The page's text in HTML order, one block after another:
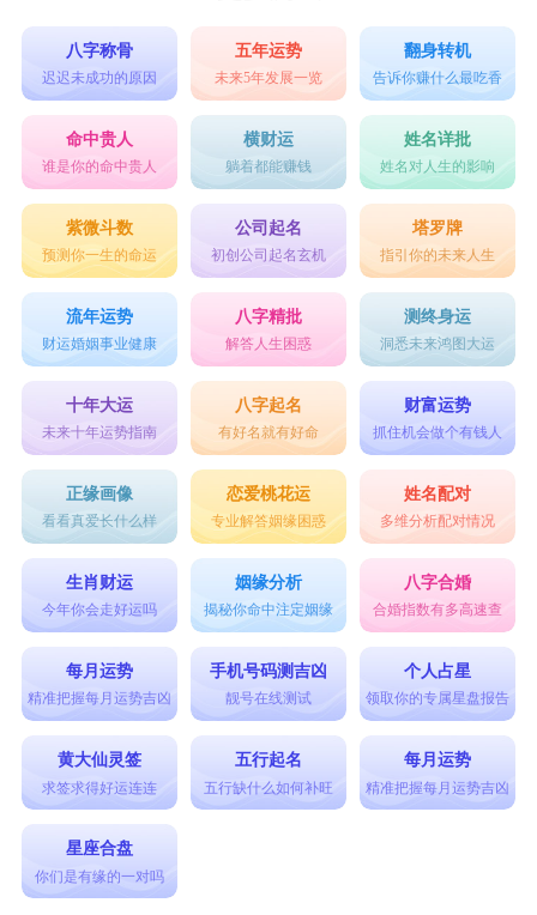
八字称骨
迟迟未成功的原因
五年运势
未来5年发展一览
翻身转机
告诉你赚什么最吃香
命中贵人
谁是你的命中贵人
横财运
躺着都能赚钱
姓名详批
姓名对人生的影响
紫微斗数
预测你一生的命运
公司起名
初创公司起名玄机
塔罗牌
指引你的未来人生
流年运势
财运婚姻事业健康
八字精批
解答人生困惑
测终身运
洞悉未来鸿图大运
十年大运
未来十年运势指南
八字起名
有好名就有好命
财富运势
抓住机会做个有钱人
正缘画像
看看真爱长什么样
恋爱桃花运
专业解答姻缘困惑
姓名配对
多维分析配对情况
生肖财运
今年你会走好运吗
姻缘分析
揭秘你命中注定姻缘
八字合婚
合婚指数有多高速查
每月运势
精准把握每月运势吉凶
手机号码测吉凶
靓号在线测试
个人占星
领取你的专属星盘报告
黄大仙灵签
求签求得好运连连
五行起名
五行缺什么如何补旺
每月运势
精准把握每月运势吉凶
星座合盘
你们是有缘的一对吗